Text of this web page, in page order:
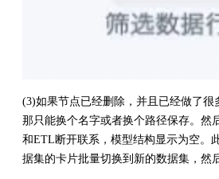
(3)如果节点已经删除，并且已经做了很
那只能换个名字或者换个路径保存。然
和ETL断开联系，模型结构显示为空。
据集的卡片批量切换到新的数据集，然